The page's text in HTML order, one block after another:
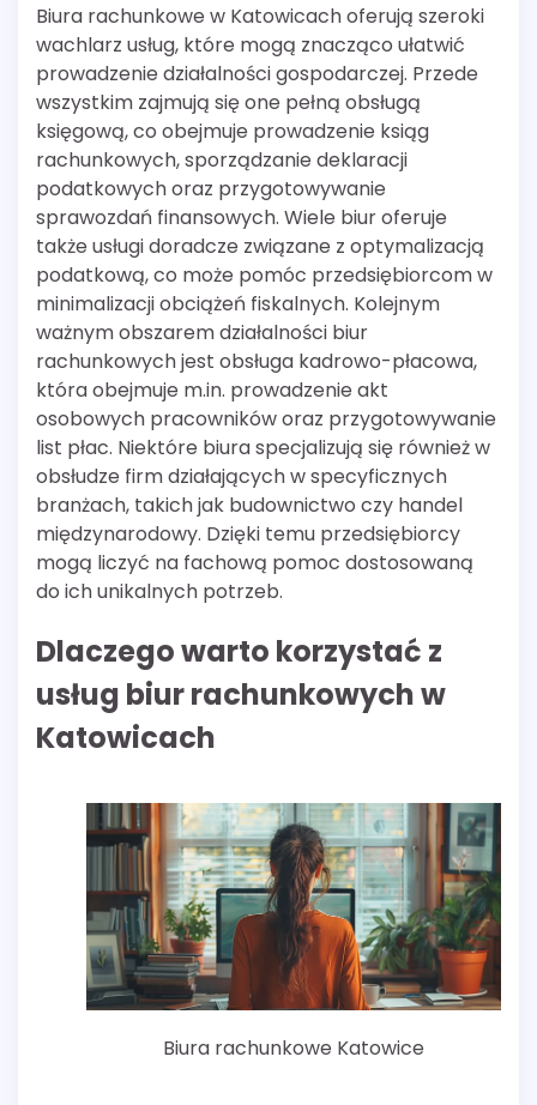
Biura rachunkowe w Katowicach oferują szeroki
wachlarz usług, które mogą znacząco ułatwić
prowadzenie działalności gospodarczej. Przede
wszystkim zajmują się one pełną obsługą
księgową, co obejmuje prowadzenie ksiąg
rachunkowych, sporządzanie deklaracji
podatkowych oraz przygotowywanie
sprawozdań finansowych. Wiele biur oferuje
także usługi doradcze związane z optymalizacją
podatkową, co może pomóc przedsiębiorcom w
minimalizacji obciążeń fiskalnych. Kolejnym
ważnym obszarem działalności biur
rachunkowych jest obsługa kadrowo-płacowa,
która obejmuje m.in. prowadzenie akt
osobowych pracowników oraz przygotowywanie
list płac. Niektóre biura specjalizują się również w
obsłudze firm działających w specyficznych
branżach, takich jak budownictwo czy handel
międzynarodowy. Dzięki temu przedsiębiorcy
mogą liczyć na fachową pomoc dostosowaną
do ich unikalnych potrzeb.
Dlaczego warto korzystać z
usług biur rachunkowych w
Katowicach
Biura rachunkowe Katowice